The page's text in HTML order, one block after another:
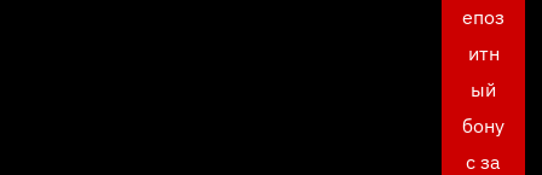
епоз
итн
ый
бону
с за